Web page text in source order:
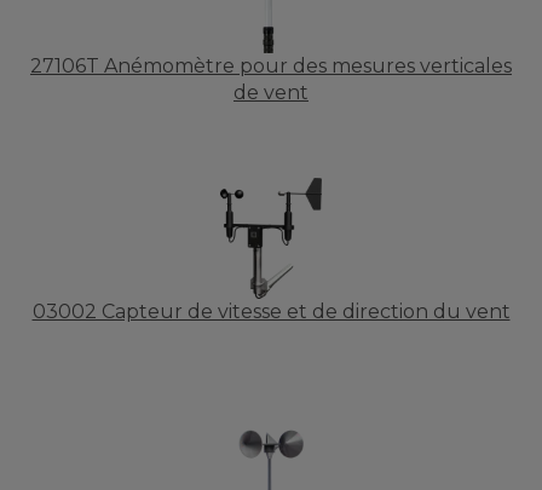
27106T Anémomètre pour des mesures verticales
de vent
03002 Capteur de vitesse et de direction du vent